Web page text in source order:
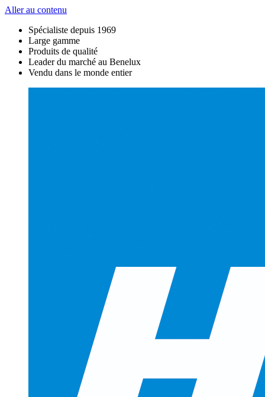
Aller au contenu
Spécialiste depuis 1969
Large gamme
Produits de qualité
Leader du marché au Benelux
Vendu dans le monde entier